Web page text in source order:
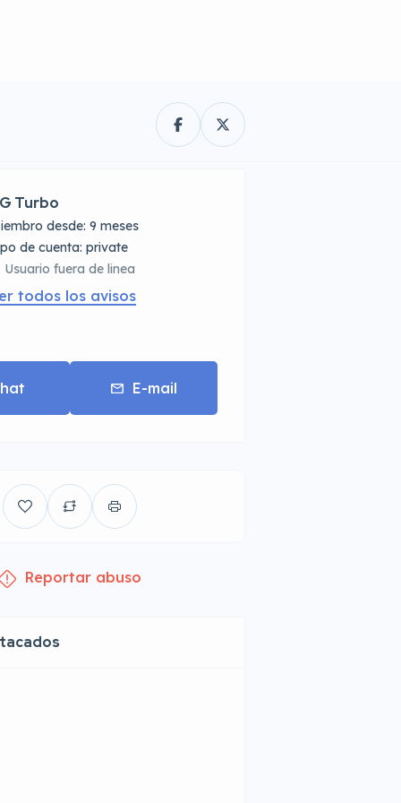
Turbo
desde: 9 meses
de cuenta: private
Usuario fuera de linea
todos los avisos
E-mail
Reportar abuso